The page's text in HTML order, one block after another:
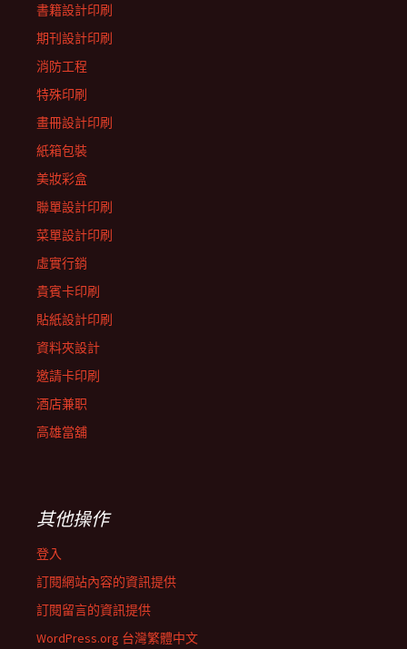
書籍設計印刷
期刊設計印刷
消防工程
特殊印刷
畫冊設計印刷
紙箱包裝
美妝彩盒
聯單設計印刷
菜單設計印刷
虛實行銷
貴賓卡印刷
貼紙設計印刷
資料夾設計
邀請卡印刷
酒店兼职
高雄當舖
其他操作
登入
訂閱網站內容的資訊提供
訂閱留言的資訊提供
WordPress.org 台灣繁體中文